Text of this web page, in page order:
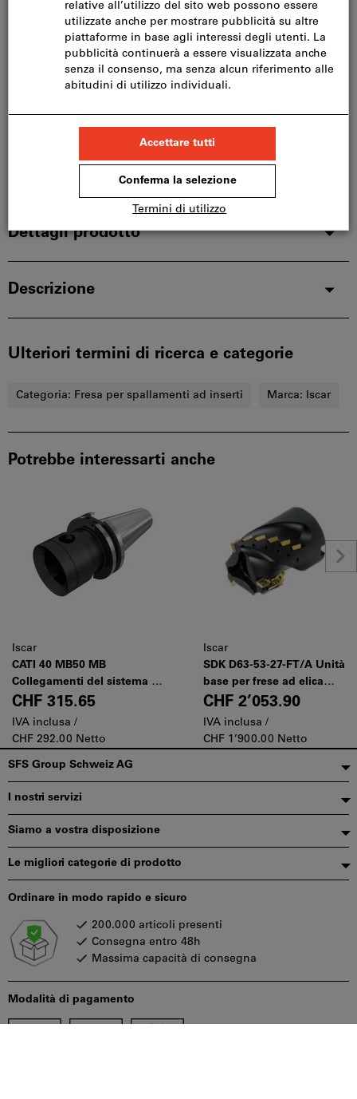
Consegna in 3-4 giorni lavorativi
Si prega di notare i tempi di consegna prolungati:
Questo articolo si ordina direttamente dal
produttore, poiché non fa parte del nostro catalogo
Aggiungi alla lista dei preferiti
Condividi articolo
Dettagli prodotto
Descrizione
Ulteriori termini di ricerca e categorie
Categoria: Fresa per spallamenti ad inserti Marca: Iscar
Potrebbe interessarti anche
Iscar
CATI 40 MB50 MB
Collegamenti del sistema di
alesatura modulare con
steli conici Caterpillar AD
Form
CHF 315.65
IVA inclusa /
CHF 292.00 Netto
Iscar
SDK D63-53-27-FT/A Unità
base per frese ad elica
estesa modulari, per inserti
S/QDMT 1205
CHF 2’053.90
IVA inclusa /
CHF 1’900.00 Netto
Piè
di
pagina
SFS Group Schweiz AG
I nostri servizi
Siamo a vostra disposizione
Le migliori categorie di prodotto
Modalità di pagamento
Ordinare in modo rapido e sicuro
200.000 articoli presenti
Consegna entro 48h
Massima capacità di consegna